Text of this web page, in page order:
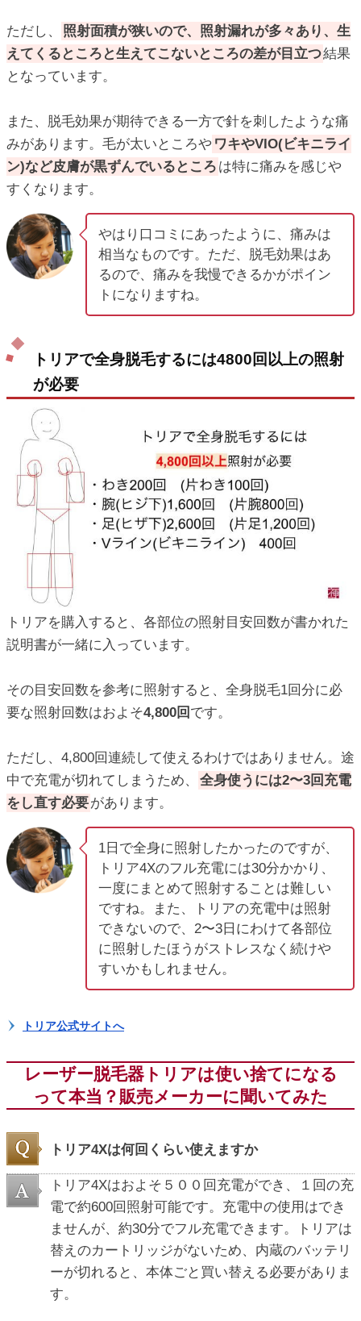
ただし、
照射面積が狭いので、照射漏れが多々あり、生
えてくるところと生えてこないところの差が目立つ結果
となっています。
また、脱毛効果が期待できる一方で針を刺したような痛
みがあります。毛が太いところや ワキやVIO(ビキニライ
ン)など皮膚が黒ずんでいるところ は特に痛みを感じや
すくなります。
やはり口コミにあったように、痛みは
相当なものです。ただ、脱毛効果はあ
るので、痛みを我慢できるかがポイン
トになりますね。
トリアで全身脱毛するには4800回以上の照射
が必要
トリアを購入すると、各部位の照射目安回数が書かれた
説明書が一緒に入っています。
その目安回数を参考に照射すると、全身脱毛1回分に必
要な照射回数はおよそ4,800回 です。
ただし、4,800回連続して使えるわけではありません。途
中で充電が切れてしまうため、
全身使うには2〜3回充電
をし直す必要があります。
1日で全身に照射したかったのですが、
トリア4Xのフル充電には30分かかり、
一度にまとめて照射することは難しい
ですね。また、トリアの充電中は照射
できないので、2〜3日にわけて各部位
に照射したほうがストレスなく続けや
すいかもしれません。
トリア公式サイトへ
レーザー脱毛器トリアは使い捨てになる
って本当？販売メーカーに聞いてみた
トリア4Xは何回くらい使えますか
トリア4Xはおよそ５００回充電ができ、１回の充
電で約600回照射可能です。充電中の使用はでき
ませんが、約30分でフル充電できます。トリアは
替えのカートリッジがないため、内蔵のバッテリ
ーが切れると、本体ごと買い替える必要がありま
す。